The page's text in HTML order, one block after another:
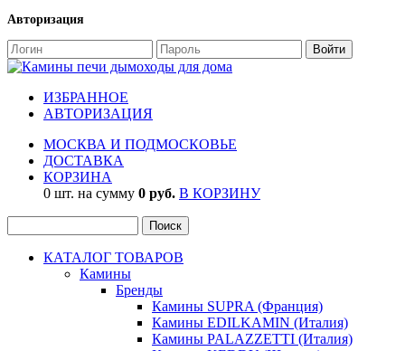
Авторизация
ИЗБРАННОЕ
АВТОРИЗАЦИЯ
МОСКВА И ПОДМОСКОВЬЕ
ДОСТАВКА
КОРЗИНА
0 шт. на сумму 0 руб. В КОРЗИНУ
КАТАЛОГ ТОВАРОВ
Камины
Бренды
Камины SUPRA (Франция)
Камины EDILKAMIN (Италия)
Камины PALAZZETTI (Италия)